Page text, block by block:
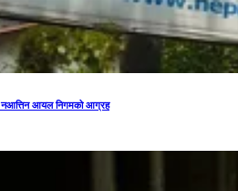
नआत्तिन आयल निगमको आग्रह